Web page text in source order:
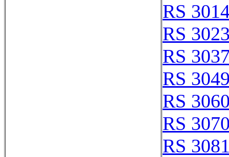
RS
RS
RS
RS
RS
RS
RS